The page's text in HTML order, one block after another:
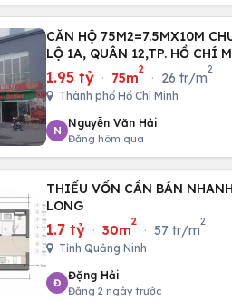
CĂN HỘ 75M2=7.5MX10M
LỘ 1A, QUÂN 12,TP. HỒ CHÍ
1.95 tỷ · 75m
2
· 26 tr/m
2
Thành phố Hồ Chí Minh
N
Nguyễn Văn Hải
Đăng hôm qua
THIẾU VỐN CẦN BÁN
LONG
1.7 tỷ · 30m
2
· 57 tr/m
2
Tỉnh Quảng Ninh
Đ
Đặng Hải
Đăng 2 ngày trước